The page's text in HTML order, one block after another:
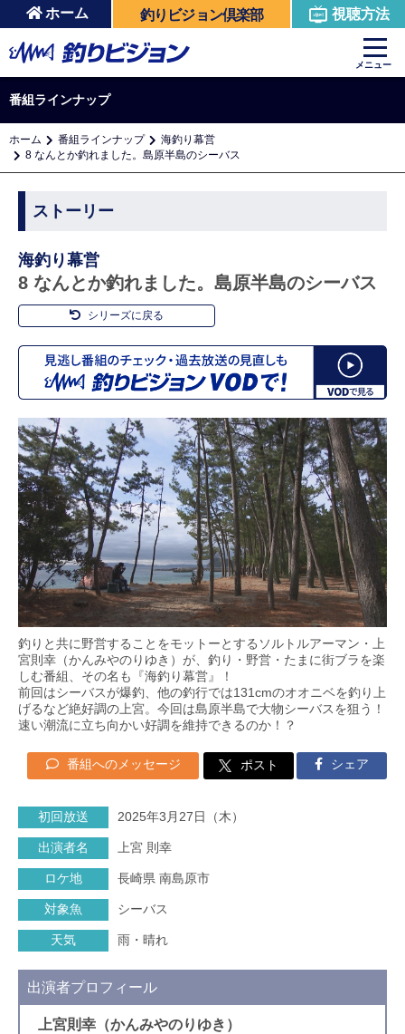
ホーム 釣りビジョン倶楽部 視聴方法
メニュー
番組ラインナップ
ホーム 番組ラインナップ
海釣り幕営
8 なんとか釣れました。島原半島のシーバス
ストーリー
海釣り幕営
8 なんとか釣れました。島原半島のシーバス
シリーズに戻る
釣りと共に野営することをモットーとするソルトルアーマン・上
宮則幸（かんみやのりゆき）が、釣り・野営・たまに街ブラを楽
しむ番組、その名も『海釣り幕営』！
前回はシーバスが爆釣、他の釣行では131cmのオオニベを釣り上
げるなど絶好調の上宮。今回は島原半島で大物シーバスを狙う！
速い潮流に立ち向かい好調を維持できるのか！？
番組へのメッセージ ポスト シェア
初回放送 2025年3月27日（木）
出演者名 上宮 則幸
ロケ地 長崎県 南島原市
対象魚 シーバス
天気 雨・晴れ
出演者プロフィール
上宮則幸（かんみやのりゆき）